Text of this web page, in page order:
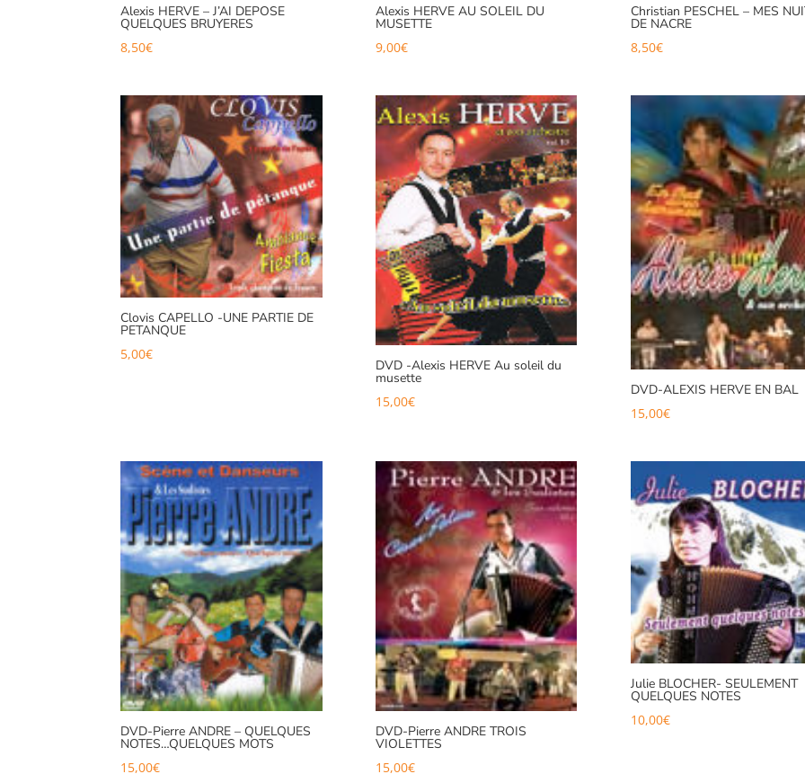
Alexis HERVE – J’AI DEPOSE
QUELQUES BRUYERES
8,50€
Alexis HERVE AU SOLEIL DU
MUSETTE
9,00€
Christian PESCHEL – MES
DE NACRE
8,50€
Clovis CAPELLO -UNE PARTIE DE
PETANQUE
5,00€
DVD -Alexis HERVE Au soleil du
musette
15,00€
DVD-ALEXIS HERVE EN BAL
15,00€
DVD-Pierre ANDRE – QUELQUES
NOTES…QUELQUES MOTS
15,00€
DVD-Pierre ANDRE TROIS
VIOLETTES
15,00€
Julie BLOCHER- SEULEMENT
QUELQUES NOTES
10,00€